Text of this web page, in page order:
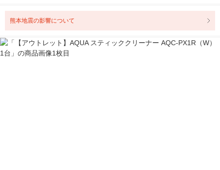
熊本地震の影響について